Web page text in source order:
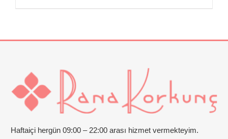
Haftaiçi hergün 09:00 – 22:00 arası hizmet vermekteyim.